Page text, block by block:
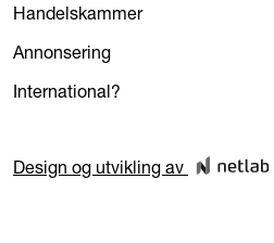
Handelskammer
Annonsering
International?
Design og utvikling av